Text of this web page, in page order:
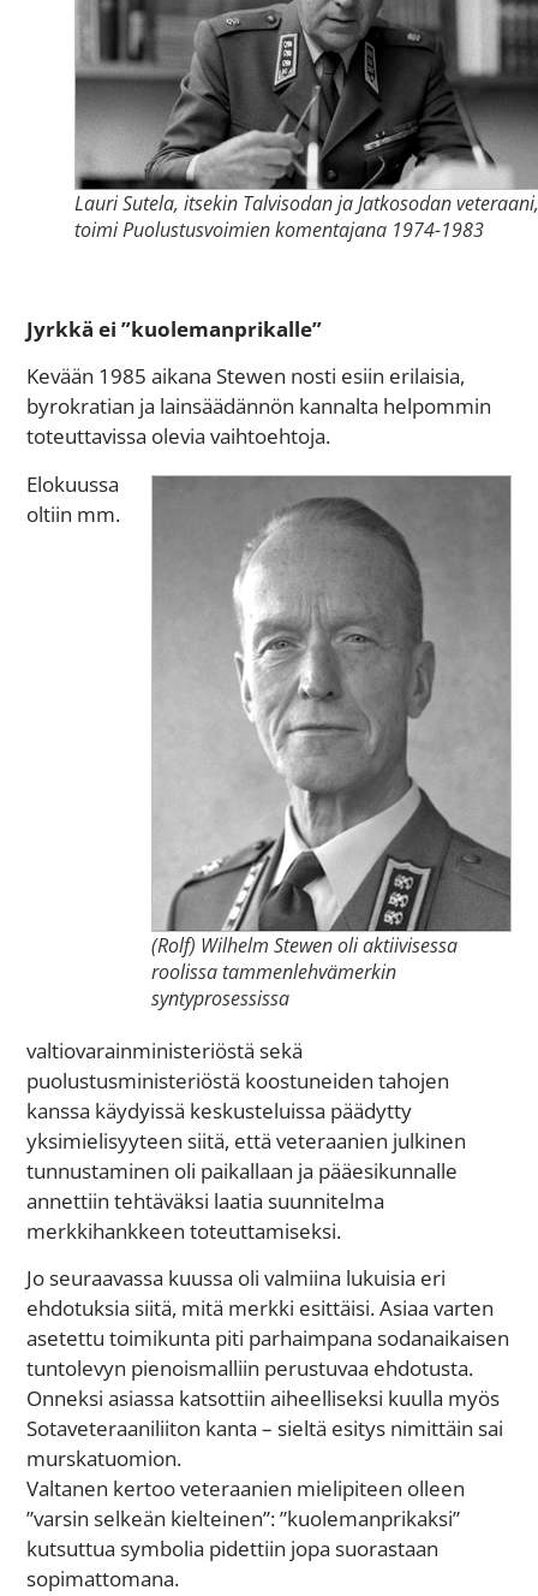
Lauri Sutela, itsekin Talvisodan ja Jatkosodan
toimi Puolustusvoimien komentajana 1974-1983
Jyrkkä ei ”kuolemanprikalle”
Kevään 1985 aikana Stewen nosti esiin erilaisia,
byrokratian ja lainsäädännön kannalta helpommin
toteuttavissa olevia vaihtoehtoja.
(Rolf) Wilhelm Stewen oli aktiivisessa
roolissa tammenlehvämerkin
syntyprosessissa
Elokuussa
oltiin mm.
valtiovarainministeriöstä sekä
puolustusministeriöstä koostuneiden tahojen
kanssa käydyissä keskusteluissa päädytty
yksimielisyyteen siitä, että veteraanien julkinen
tunnustaminen oli paikallaan ja pääesikunnalle
annettiin tehtäväksi laatia suunnitelma
merkkihankkeen toteuttamiseksi.
Jo seuraavassa kuussa oli valmiina lukuisia eri
ehdotuksia siitä, mitä merkki esittäisi. Asiaa varten
asetettu toimikunta piti parhaimpana sodanaikaisen
tuntolevyn pienoismalliin perustuvaa ehdotusta.
Onneksi asiassa katsottiin aiheelliseksi kuulla myös
Sotaveteraaniliiton kanta – sieltä esitys nimittäin sai
murskatuomion.
Valtanen kertoo veteraanien mielipiteen olleen
”varsin selkeän kielteinen”: ”kuolemanprikaksi”
kutsuttua symbolia pidettiin jopa suorastaan
sopimattomana.